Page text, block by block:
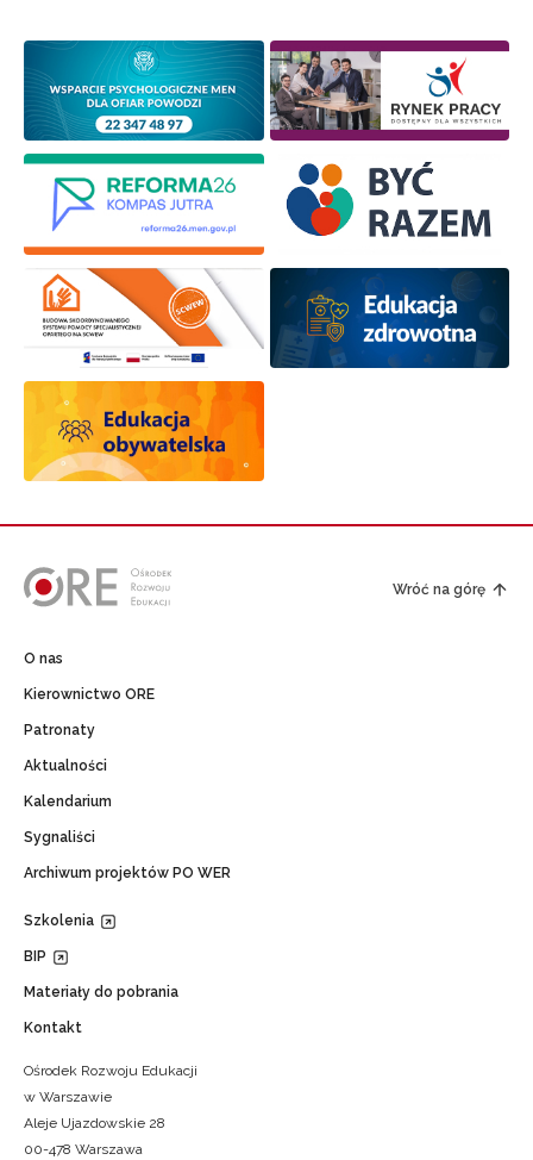
Wróć na górę
O nas
Kierownictwo ORE
Patronaty
Aktualności
Kalendarium
Sygnaliści
Archiwum projektów PO WER
Szkolenia
BIP
Materiały do pobrania
Kontakt
Ośrodek Rozwoju Edukacji
w Warszawie
Aleje Ujazdowskie 28
00-478 Warszawa